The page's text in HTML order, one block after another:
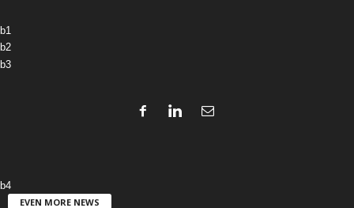
b1
b2
b3
b4
EVEN MORE NEWS